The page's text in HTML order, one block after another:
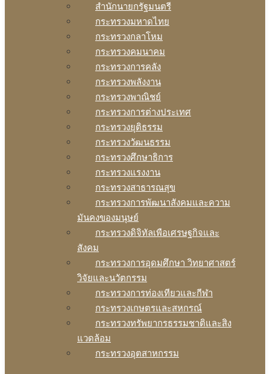
สํานักนายกรัฐมนตรี
กระทรวงมหาดไทย
กระทรวงกลาโหม
กระทรวงคมนาคม
กระทรวงการคลัง
กระทรวงพลังงาน
กระทรวงพาณิชย์
กระทรวงการต่างประเทศ
กระทรวงยุติธรรม
กระทรวงวัฒนธรรม
กระทรวงศึกษาธิการ
กระทรวงแรงงาน
กระทรวงสาธารณสุข
กระทรวงการพัฒนาสังคมและความ
มันคงของมนุษย์
กระทรวงดิจิทัลเพือเศรษฐกิจและ
สังคม
กระทรวงการอุดมศึกษา วิทยาศาสตร์
วิจัยและนวัตกรรม
กระทรวงการท่องเทียวและกีฬา
กระทรวงเกษตรและสหกรณ์
กระทรวงทรัพยากรธรรมชาติและสิง
แวดล้อม
กระทรวงอุตสาหกรรม